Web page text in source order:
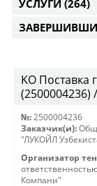
УСЛУГИ (264)
KO Поставка
(2500004236)
№: 2500004236
Заказчик(и):
"ЛУКОЙЛ
Организатор
Компани"